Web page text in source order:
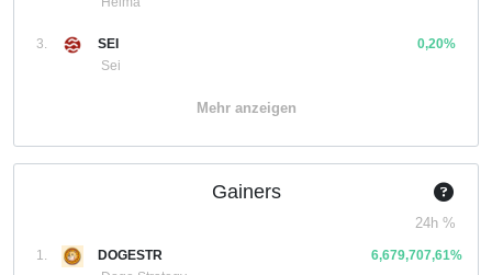
3.
SEI
Sei
0,20%
Mehr anzeigen
Gainers
24h %
1.
DOGESTR
6,679,707,61%